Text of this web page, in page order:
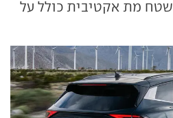
מת אקטיבית כולל על